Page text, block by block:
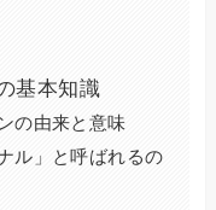
基本知識
の由来と意味
ル」と呼ばれるの